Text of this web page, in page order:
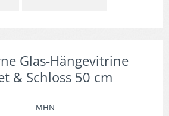
Glas-Hängevitrine
& Schloss 50 cm
MHN